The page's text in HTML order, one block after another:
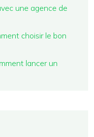
une agence de
choisir le bon
lancer un